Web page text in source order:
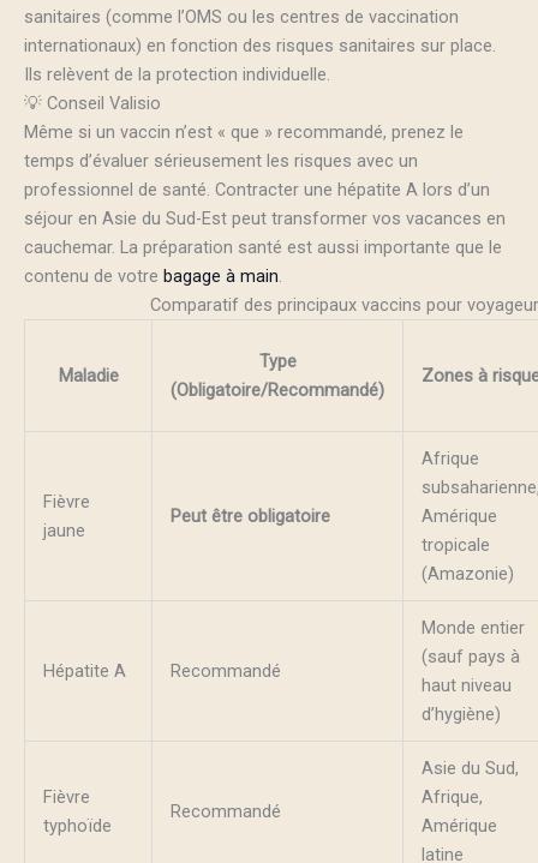
sanitaires (comme l’OMS ou les centres de vaccination
internationaux) en fonction des risques sanitaires sur place.
Ils relèvent de la protection individuelle.
💡 Conseil Valisio
Même si un vaccin n’est « que » recommandé, prenez le
temps d’évaluer sérieusement les risques avec un
professionnel de santé. Contracter une hépatite A lors d’un
séjour en Asie du Sud-Est peut transformer vos vacances en
cauchemar. La préparation santé est aussi importante que le
contenu de votre bagage à main.
Comparatif des principaux vaccins pour
Maladie
Type
(Obligatoire/Recommandé)
Zones à
Fièvre
jaune
Peut être obligatoire
Afrique
Amérique
tropicale
(Amazonie)
Hépatite A Recommandé
Monde entier
(sauf pays à
haut niveau
d’hygiène)
Fièvre
typhoïde
Recommandé
Asie du Sud,
Afrique,
Amérique
latine